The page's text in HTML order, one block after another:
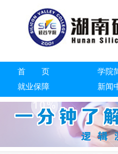
首 页 学院
就业保障
新闻
联系我们